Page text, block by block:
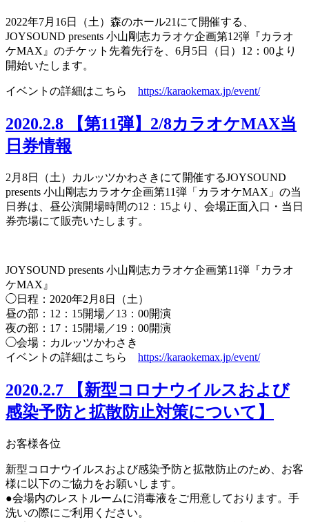
2022年7月16日（土）森のホール21にて開催する、
JOYSOUND presents 小山剛志カラオケ企画第12弾『カラオ
ケMAX』のチケット先着先行を、6月5日（日）12：00より
開始いたします。
イベントの詳細はこちら https://karaokemax.jp/event/
2020.2.8
【第11弾】2/8カラオケMAX当
日券情報
2月8日（土）カルッツかわさきにて開催するJOYSOUND
presents 小山剛志カラオケ企画第11弾「カラオケMAX」の当
日券は、昼公演開場時間の12：15より、会場正面入口・当日
券売場にて販売いたします。
JOYSOUND presents 小山剛志カラオケ企画第11弾『カラオ
ケMAX』
◯日程：2020年2月8日（土）
昼の部：12：15開場／13：00開演
夜の部：17：15開場／19：00開演
◯会場：カルッツかわさき
イベントの詳細はこちら https://karaokemax.jp/event/
2020.2.7
【新型コロナウイルスおよび
感染予防と拡散防止対策について】
お客様各位
新型コロナウイルスおよび感染予防と拡散防止のため、お客
様に以下のご協力をお願いします。
●会場内のレストルームに消毒液をご用意しております。手
洗いの際にご利用ください。